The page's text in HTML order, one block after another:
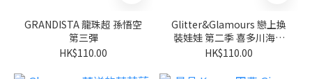
GRANDISTA 龍珠超 孫悟空
第三彈
HK$110.00
Glitter&Glamours 戀上換
裝娃娃 第二季 喜多川海夢
Winter 制服
HK$110.00